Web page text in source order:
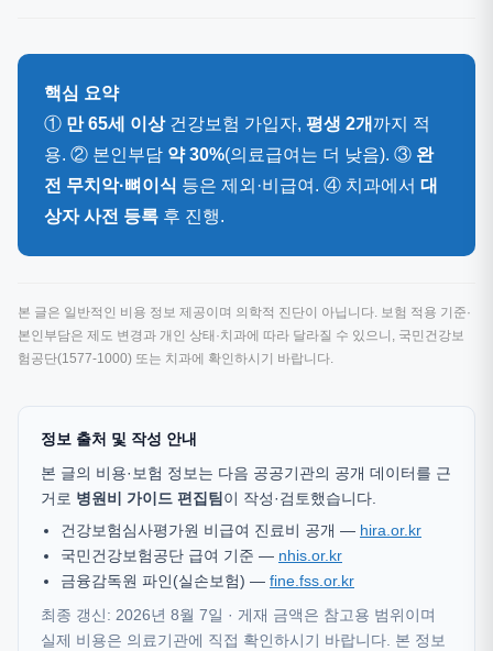
핵심 요약
① 만 65세 이상건강보험 가입자, 평생 2개 까지 적
용. ② 본인부담 약 30%(의료급여는 더 낮음). ③ 완
전 무치악·뼈이식 등은 제외·비급여. ④ 치과에서 대
상자 사전 등록 후 진행.
본 글은 일반적인 비용 정보 제공이며 의학적 진단이 아닙니다. 보험 적용 기준·
본인부담은 제도 변경과 개인 상태·치과에 따라 달라질 수 있으니, 국민건강보
험공단(1577-1000) 또는 치과에 확인하시기 바랍니다.
정보 출처 및 작성 안내
본 글의 비용·보험 정보는 다음 공공기관의 공개 데이터를 근
거로 병원비 가이드 편집팀이 작성·검토했습니다.
건강보험심사평가원 비급여 진료비 공개 — hira.or.kr
국민건강보험공단 급여 기준 — nhis.or.kr
금융감독원 파인(실손보험) — fine.fss.or.kr
최종 갱신: 2026년 8월 7일 · 게재 금액은 참고용 범위이며
실제 비용은 의료기관에 직접 확인하시기 바랍니다. 본 정보